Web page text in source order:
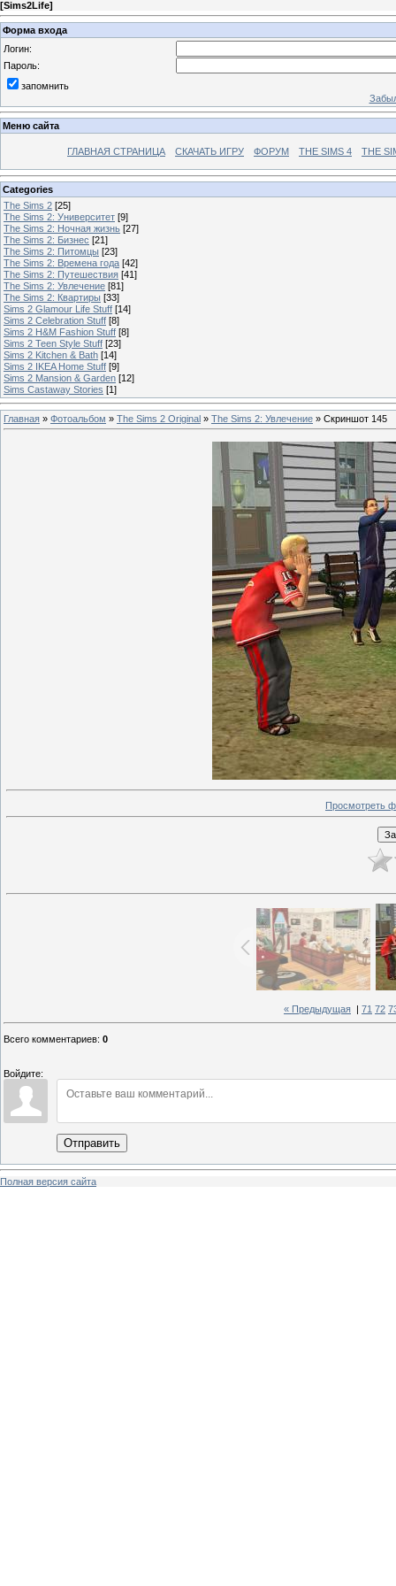
[Sims2Life]
Форма входа
Логин:
Пароль:
запомнить
Меню сайта
ГЛАВНАЯ СТРАНИЦА СКАЧАТЬ ИГРУ ФОРУМ THE SIMS 4 THE
Categories
The Sims 2 [25]
The Sims 2: Университет [9]
The Sims 2: Ночная жизнь [27]
The Sims 2: Бизнес [21]
The Sims 2: Питомцы [23]
The Sims 2: Времена года [42]
The Sims 2: Путешествия [41]
The Sims 2: Увлечение [81]
The Sims 2: Квартиры [33]
Sims 2 Glamour Life Stuff [14]
Sims 2 Celebration Stuff [8]
Sims 2 H&M Fashion Stuff [8]
Sims 2 Teen Style Stuff [23]
Sims 2 Kitchen & Bath [14]
Sims 2 IKEA Home Stuff [9]
Sims 2 Mansion & Garden [12]
Sims Castaway Stories [1]
Главная » Фотоальбом » The Sims 2 Original » The Sims 2: Увлечение » Скриншот 145
Просмотреть
« Предыдущая 71 72
Всего комментариев: 0
Войдите:
Отправить
Полная версия сайта